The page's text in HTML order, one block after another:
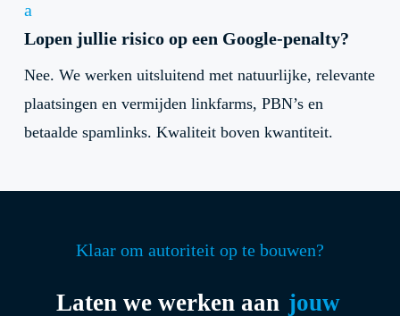
a
Lopen jullie risico op een Google-penalty?
Nee. We werken uitsluitend met natuurlijke, relevante
plaatsingen en vermijden linkfarms, PBN’s en
betaalde spamlinks. Kwaliteit boven kwantiteit.
Klaar om autoriteit op te bouwen?
Laten we werken aan jouw